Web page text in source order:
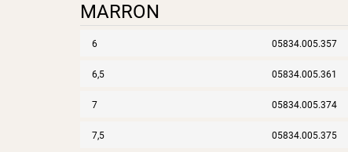
MARRON
6 05834.005.357
6,5 05834.005.361
7 05834.005.374
7,5 05834.005.375